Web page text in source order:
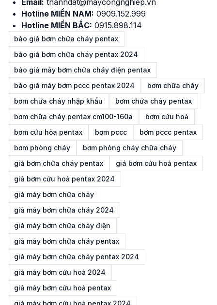
Email: thanhdat@maycongnghiep.vn
Hotline MIỀN NAM: 0909.152.999
Hotline MIỀN BẮC: 0915.898.114
báo giá bơm chữa cháy pentax
báo giá bơm chữa cháy pentax 2024
báo giá máy bơm chữa cháy điện pentax
báo giá máy bơm pccc pentax 2024
bơm chữa cháy
bơm chữa cháy nhập khẩu
bơm chữa cháy pentax
bơm chữa cháy pentax cm100-160a
bơm cứu hoả
bơm cứu hỏa pentax
bơm pccc
bơm pccc pentax
bơm phòng cháy
bơm phòng cháy chữa cháy
giá bơm chữa cháy pentax
giá bơm cứu hoả pentax
giá bơm cứu hoả pentax 2024
giá máy bơm chữa cháy
giá máy bơm chữa cháy 2024
giá máy bơm chữa cháy điện
giá máy bơm chữa cháy pentax
giá máy bơm chữa cháy pentax 2024
giá máy bơm cứu hoả 2024
giá máy bơm cứu hoả pentax
giá máy bơm cứu hoả pentax 2024